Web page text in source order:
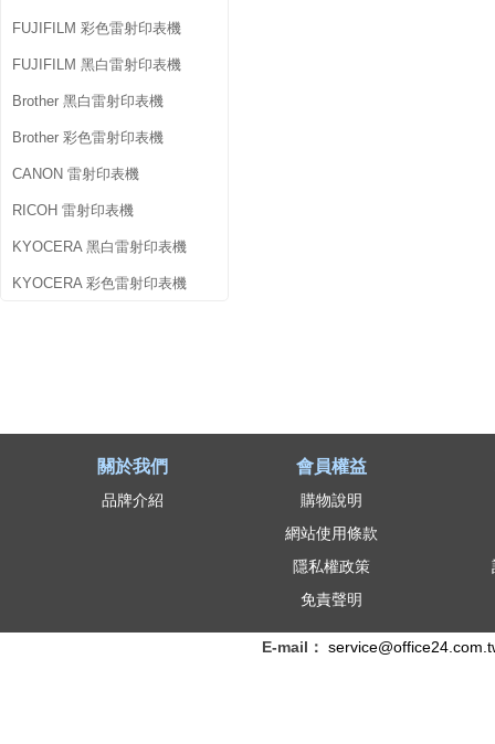
FUJIFILM 彩色雷射印表機
FUJIFILM 黑白雷射印表機
Brother 黑白雷射印表機
Brother 彩色雷射印表機
CANON 雷射印表機
RICOH 雷射印表機
KYOCERA 黑白雷射印表機
KYOCERA 彩色雷射印表機
關於我們
品牌介紹
會員權益
購物說明
網站使用條款
隱私權政策
免責聲明
E-mail：